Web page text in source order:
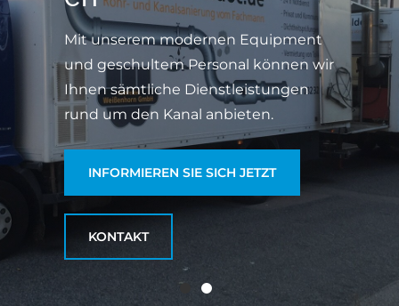
Mit unserem modernen Equipment
und geschultem Personal können wir
Ihnen sämtliche Dienstleistungen
rund um den Kanal anbieten.
INFORMIEREN SIE SICH JETZT
KONTAKT
Wir bieten Ihnen hochwertige
Toilettenwägen und -kabinen für Ihre
Veranstaltung an
INFORMIEREN SIE SICH JETZT